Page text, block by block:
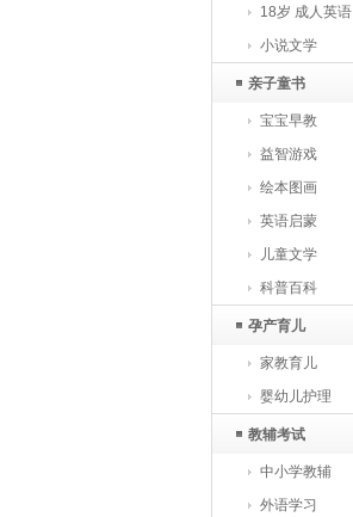
18岁 成人英语
小说文学
亲子童书
宝宝早教
益智游戏
绘本图画
英语启蒙
儿童文学
科普百科
孕产育儿
家教育儿
婴幼儿护理
教辅考试
中小学教辅
外语学习